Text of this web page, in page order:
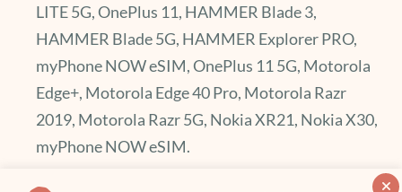
LITE 5G, OnePlus 11, HAMMER Blade 3,
HAMMER Blade 5G, HAMMER Explorer PRO,
myPhone NOW eSIM, OnePlus 11 5G, Motorola
Edge+, Motorola Edge 40 Pro, Motorola Razr
2019, Motorola Razr 5G, Nokia XR21, Nokia X30,
myPhone NOW eSIM.